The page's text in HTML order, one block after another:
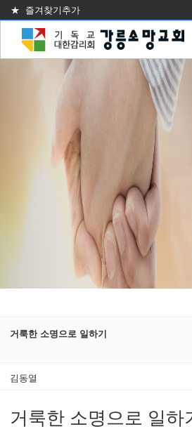
★ 즐겨찾기추가
거룩한 소명으로 일하기
김동열
거룩한 소명으로 일하